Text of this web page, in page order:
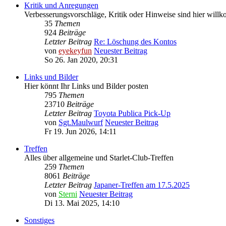
Kritik und Anregungen
Verbesserungsvorschläge, Kritik oder Hinweise sind hier
35 Themen
924 Beiträge
Letzter Beitrag Re: Löschung des Kontos
von eyekeyfun Neuester Beitrag
So 26. Jan 2020, 20:31
Links und Bilder
Hier könnt Ihr Links und Bilder posten
795 Themen
23710 Beiträge
Letzter Beitrag Toyota Publica Pick-Up
von Sgt.Maulwurf Neuester Beitrag
Fr 19. Jun 2026, 14:11
Treffen
Alles über allgemeine und Starlet-Club-Treffen
259 Themen
8061 Beiträge
Letzter Beitrag Japaner-Treffen am 17.5.2025
von Sterni Neuester Beitrag
Di 13. Mai 2025, 14:10
Sonstiges